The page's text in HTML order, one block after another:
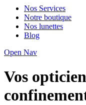
Nos Services
Notre boutique
Nos lunettes
Blog
Open Nav
Vos